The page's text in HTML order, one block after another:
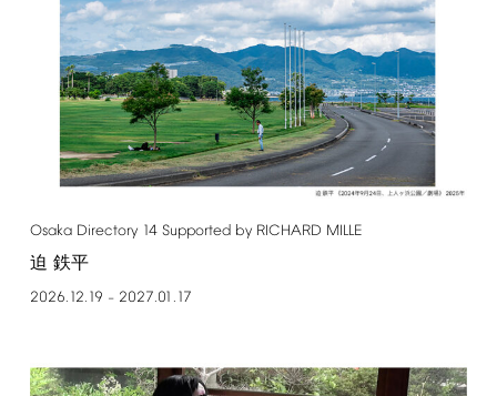
Osaka Directory 14 Supported by RICHARD MILLE
迫 鉄平
2026.12.19 – 2027.01.17